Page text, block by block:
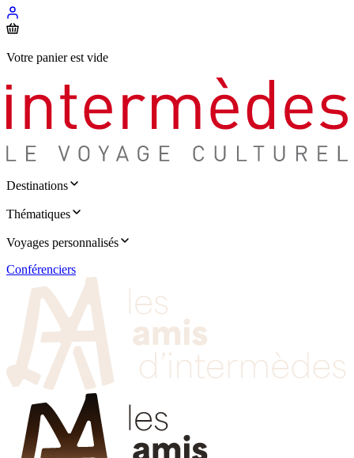
Votre panier est vide
Destinations
Thématiques
Voyages personnalisés
Conférenciers